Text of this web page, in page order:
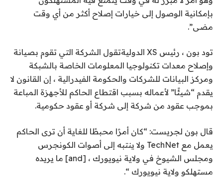
بإمكانية الوصول إلى خيارات إصلاح أكثر من أي وقت
مضى”.
تود بون ، رئيس XS الدولية
تقول الشركة التي تقوم بصيانة
وإصلاح معدات تكنولوجيا المعلومات الخاصة بالشبكة
ومركز البيانات للشركات والحكومة الفيدرالية ، إن القانون لا
يقدم “شيئًا” لأعماله بسبب اقتطاع الحاكم للأجهزة المباعة
بموجب عقود من شركة إلى شركة أو عقود حكومية.
قال بون لجريست: “كان أمرًا محبطًا للغاية أن ترى الحاكم
يعمل مع TechNet ولا ينتبه إلى أصوات الكونجرس
ومجلس الشيوخ في ولاية نيويورك ، [and] ما يريده
مستهلكو ولاية نيويورك “.